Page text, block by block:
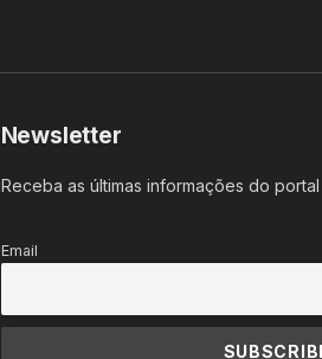
Newsletter
Receba as últimas informações do
Email